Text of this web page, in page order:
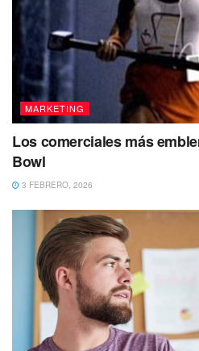
MARKETING
Los comerciales más
Bowl
3 FEBRERO, 2026